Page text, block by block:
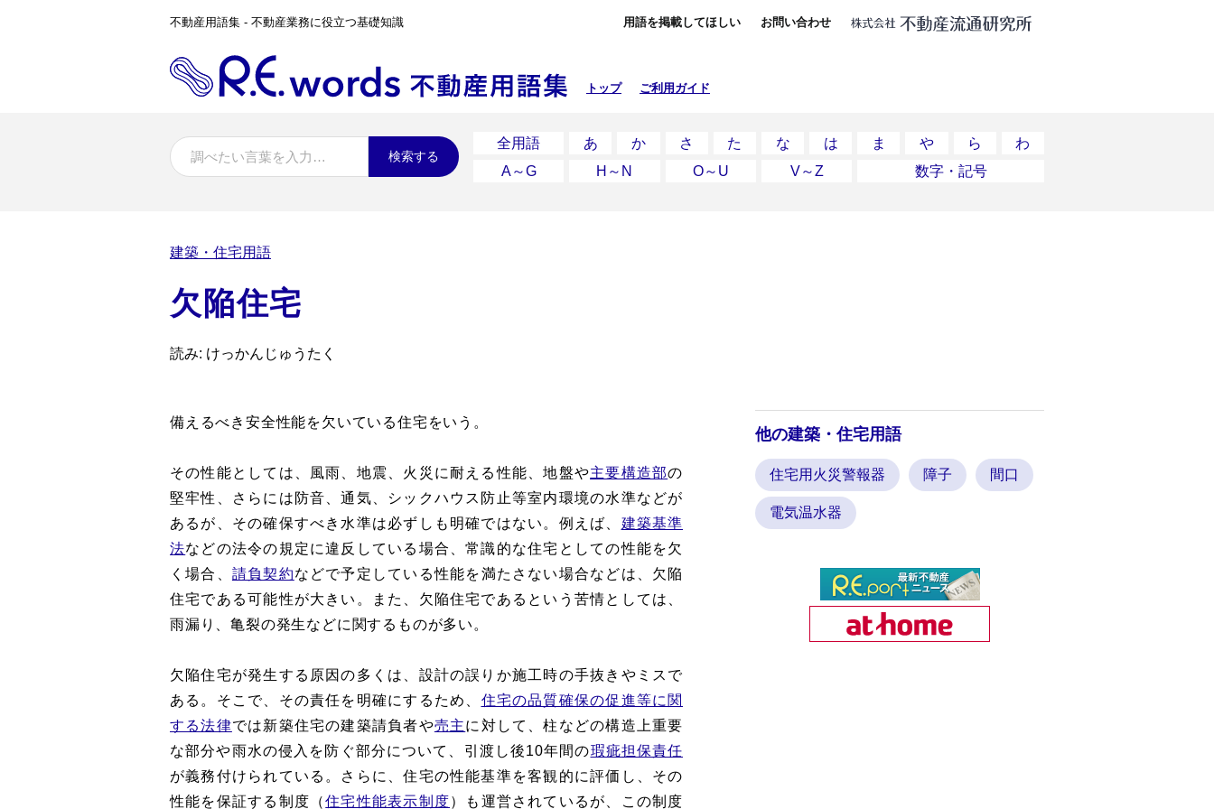
不動産用語集 - 不動産業務に役立つ基礎知識 用語を掲載してほしい お問い合わせ
トップ ご利用ガイド
検索する
全用語 あ か さ た な は ま や ら
わ
A～G
H～N O～U V～Z 数字・記号
建築・住宅用語
欠陥住宅
読み: けっかんじゅうたく
備えるべき安全性能を欠いている住宅をいう。
その性能としては、風雨、地震、火災に耐える性能、地盤や主要構造部の
堅牢性、さらには防音、通気、シックハウス防止等室内環境の水準などが
あるが、その確保すべき水準は必ずしも明確ではない。例えば、 建築基準
法などの法令の規定に違反している場合、常識的な住宅としての性能を欠
く場合、 請負契約などで予定している性能を満たさない場合などは、欠陥
住宅である可能性が大きい。また、欠陥住宅であるという苦情としては、
雨漏り、亀裂の発生などに関するものが多い。
欠陥住宅が発生する原因の多くは、設計の誤りか施工時の手抜きやミスで
ある。そこで、その責任を明確にするため、 住宅の品質確保の促進等に関
する法律では新築住宅の建築請負者や売主に対して、柱などの構造上重要
な部分や雨水の侵入を防ぐ部分について、引渡し後10年間の瑕疵担保責任
が義務付けられている。さらに、住宅の性能基準を客観的に評価し、その
性能を保証する制度（住宅性能表示制度）も運営されているが、この制度
他の建築・住宅用語
住宅用火災警報器 障子 間口
電気温水器